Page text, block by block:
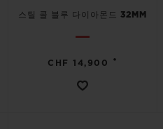
스틸 콜 블루 다이아몬드 32MM
CHF 14,900 •